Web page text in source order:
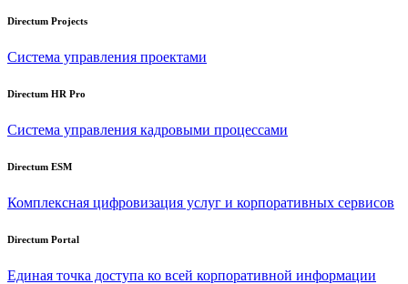
Directum Projects
Система управления проектами
Directum HR Pro
Система управления кадровыми процессами
Directum ESM
Комплексная цифровизация услуг и корпоративных сервисов
Directum Portal
Единая точка доступа ко всей корпоративной информации